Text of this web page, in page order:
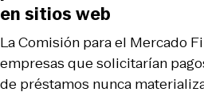
La Comisión para el Mercado
empresas que solicitarían
de préstamos nunca
en sitios web